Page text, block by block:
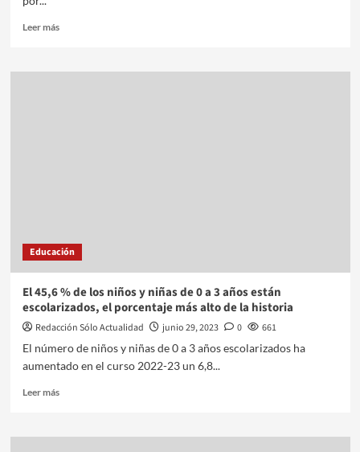
Leer más
Educación
El 45,6 % de los niños y niñas de 0 a 3 años están
escolarizados, el porcentaje más alto de la historia
Redacción Sólo Actualidad junio 29, 2023 0
661
El número de niños y niñas de 0 a 3 años escolarizados ha
aumentado en el curso 2022-23 un 6,8...
Leer más